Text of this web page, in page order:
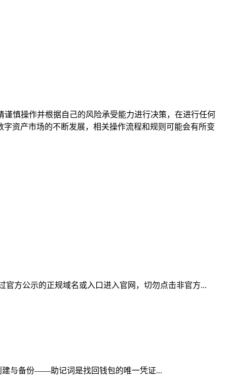
慎操作并根据自己的风险承受能力进行决策，在进行任何
资产市场的不断发展，相关操作流程和规则可能会有所变
方公示的正规域名或入口进入官网，切勿点击非官方...
建与备份——助记词是找回钱包的唯一凭证...